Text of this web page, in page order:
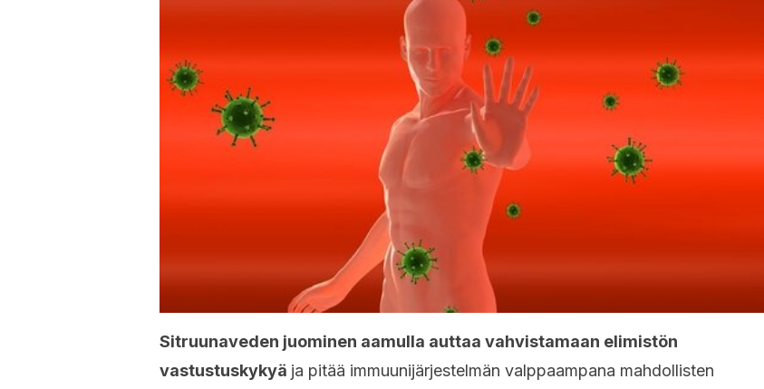
Sitruunaveden juominen aamulla auttaa vahvistamaan elimistön
vastustuskykyä ja pitää immuunijärjestelmän valppaampana mahdollisten